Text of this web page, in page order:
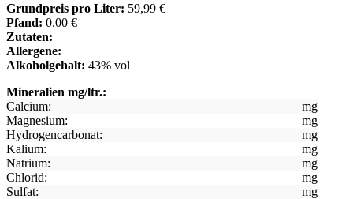
Grundpreis pro Liter: 59,99 €
Pfand: 0.00 €
Zutaten:
Allergene:
Alkoholgehalt: 43% vol
Mineralien mg/ltr.:
Calcium:
mg
Magnesium:
mg
Hydrogencarbonat:
mg
Kalium:
mg
Natrium:
mg
Chlorid:
mg
Sulfat:
mg